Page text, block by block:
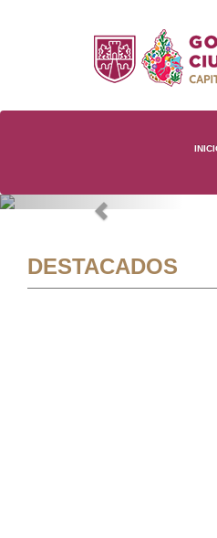
Previous
DESTACADOS